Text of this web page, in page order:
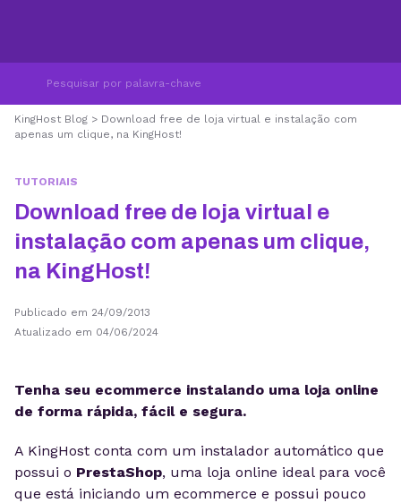
KingHost Blog > Download free de loja virtual e instalação com
apenas um clique, na KingHost!
TUTORIAIS
Download free de loja virtual e
instalação com apenas um clique,
na KingHost!
Publicado em 24/09/2013
Atualizado em 04/06/2024
Tenha seu ecommerce instalando uma loja online
de forma rápida, fácil e segura.
A KingHost conta com um instalador automático que
possui o PrestaShop, uma loja online ideal para você
que está iniciando um ecommerce e possui pouco